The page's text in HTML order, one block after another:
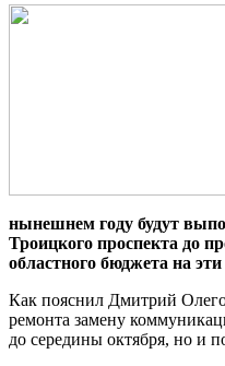
нынешнем году будут
Троицкого проспекта до
областного бюджета на
Как пояснил Дмитрий
ремонта замену
до середины октября, но и